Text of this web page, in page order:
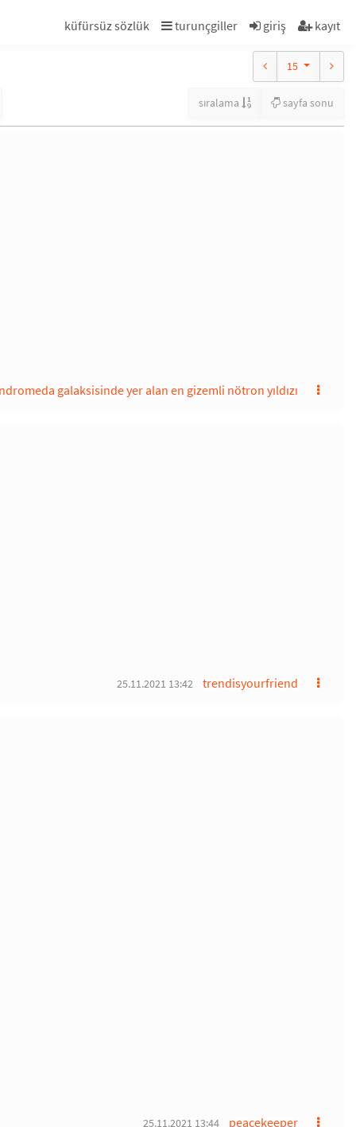
küfürsüz sözlük turunçgiller giriş kayıt
15
sıralama sayfa sonu
galaksisinde yer alan en gizemli nötron yıldızı
trendisyourfriend
25.11.2021 13:42
peacekeeper
25.11.2021 13:44